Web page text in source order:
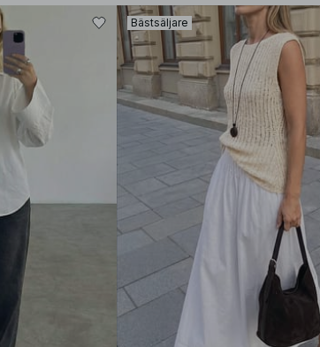
Bästsäljare